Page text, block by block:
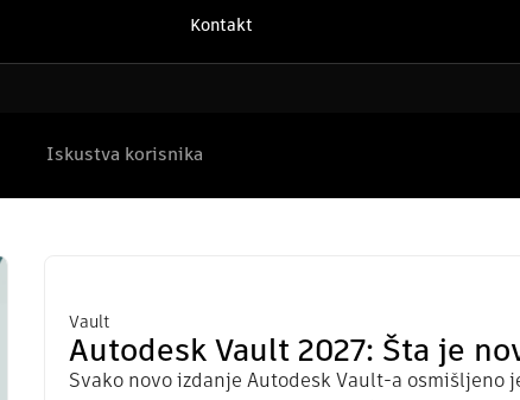
Kontakt
Iskustva korisnika
Vault
Autodesk Vault 2027: Šta je
Svako novo izdanje Autodesk Vault-a